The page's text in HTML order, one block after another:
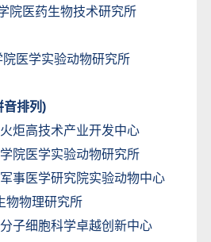
院医药生物技术研究所
医学实验动物研究所
音排列)
炬高技术产业开发中心
院医学实验动物研究所
事医学研究院实验动物中心
物理研究所
子细胞科学卓越创新中心